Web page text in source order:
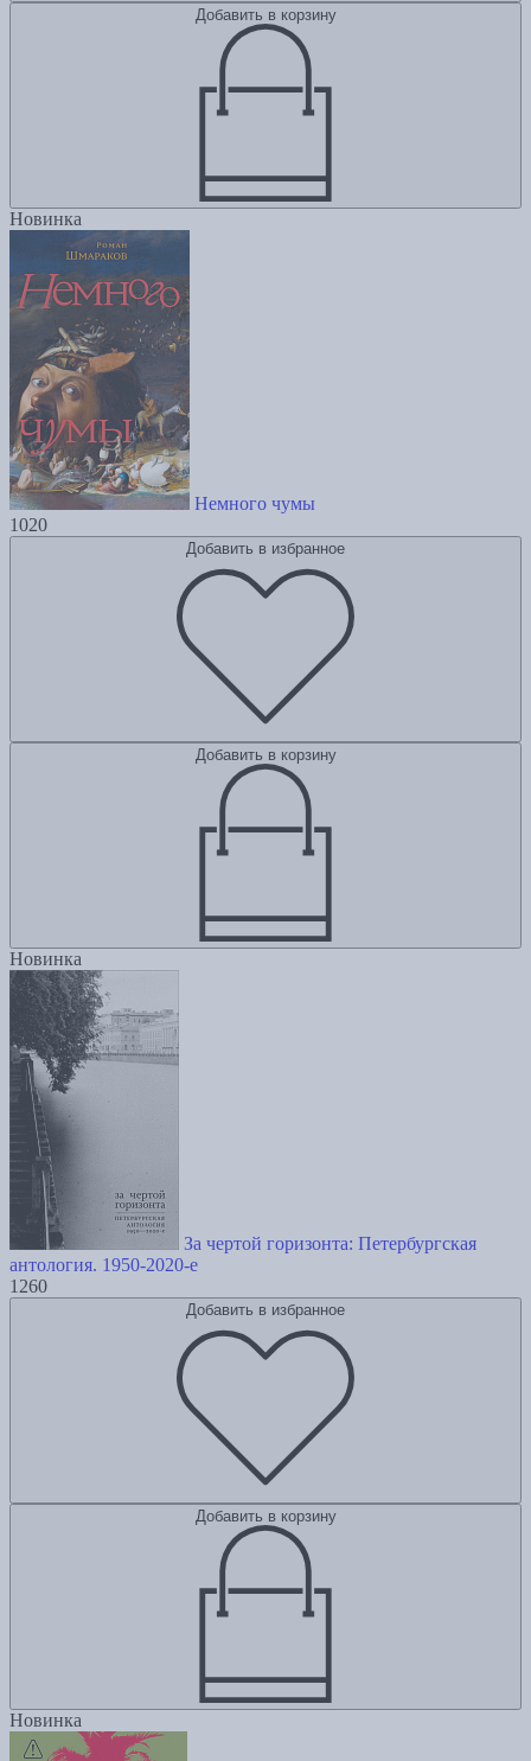
Добавить в корзину
Новинка
Немного чумы
1020
Добавить в избранное
Добавить в корзину
Новинка
За чертой горизонта: Петербургская
антология. 1950-2020-е
1260
Добавить в избранное
Добавить в корзину
Новинка